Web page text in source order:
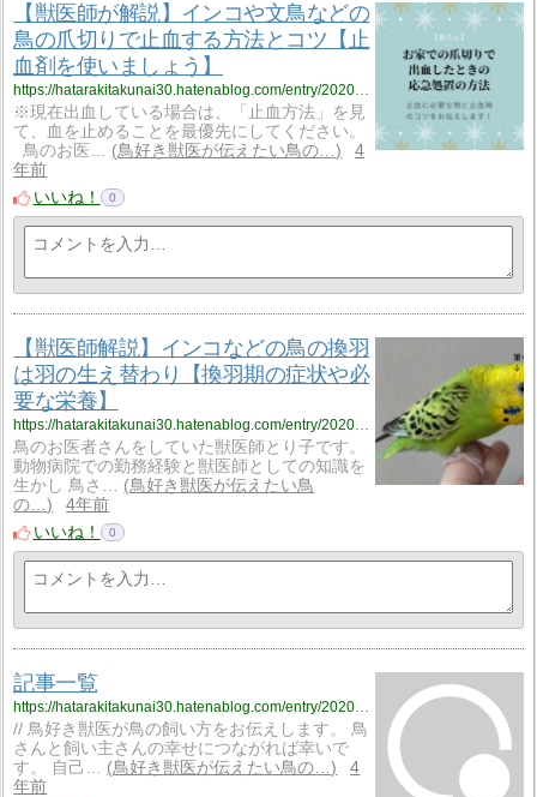
【獣医師が解説】インコや文鳥などの
鳥の爪切りで止血する方法とコツ【止
血剤を使いましょう】
https://hatarakitakunai30.hatenablog.com/entry/2020/07/18/190000
※現在出血している場合は、「止血方法」を見
て、血を止めることを最優先にしてください。
鳥のお医…
鳥好き獣医が伝えたい鳥の…
4
年前
いいね！
0
【獣医師解説】インコなどの鳥の換羽
は羽の生え替わり【換羽期の症状や必
要な栄養】
https://hatarakitakunai30.hatenablog.com/entry/2020/06/02/150540
鳥のお医者さんをしていた獣医師とり子です。
動物病院での勤務経験と獣医師としての知識を
生かし 鳥さ…
鳥好き獣医が伝えたい鳥
の…
4年前
いいね！
0
記事一覧
https://hatarakitakunai30.hatenablog.com/entry/2020/07/24/203322
// 鳥好き獣医が鳥の飼い方をお伝えします。 鳥
さんと飼い主さんの幸せにつながれば幸いで
す。 自己…
鳥好き獣医が伝えたい鳥の…
4
年前